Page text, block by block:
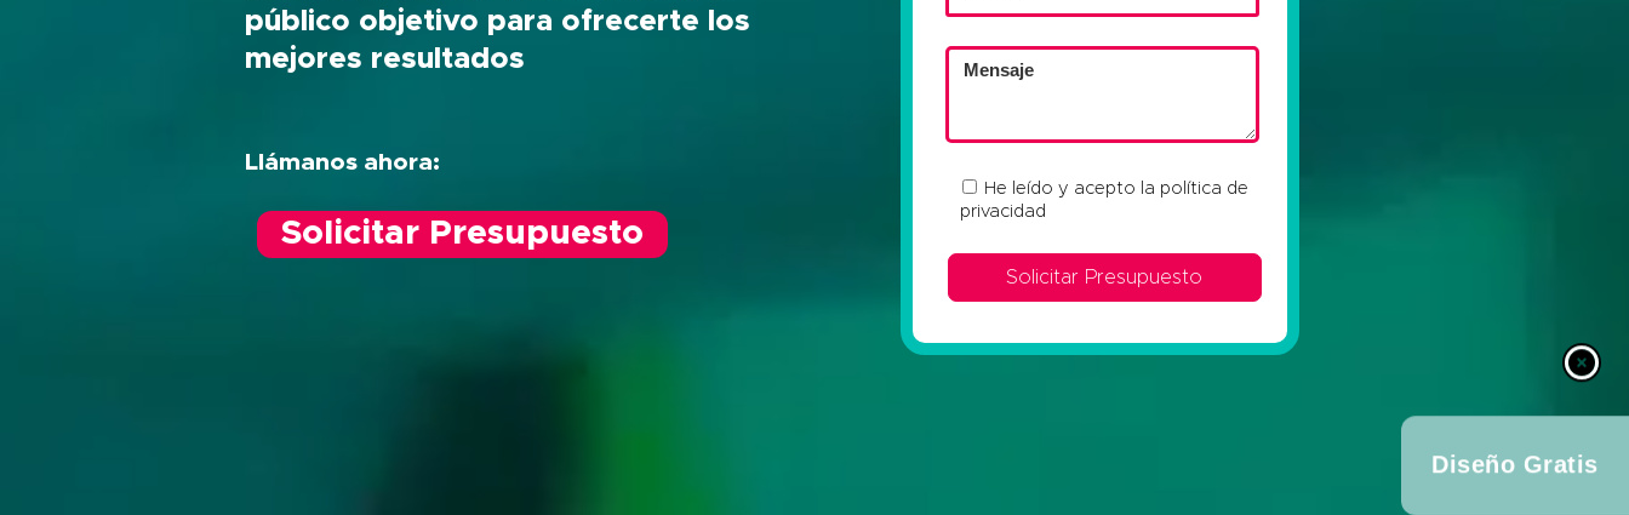
Diseño Gratis
público objetivo para ofrecerte los
mejores resultados
Llámanos ahora:
Solicitar Presupuesto
He leído y acepto la política de
privacidad